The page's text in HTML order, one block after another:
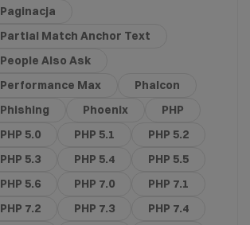
Paginacja
Partial Match Anchor Text
People Also Ask
Performance Max
Phalcon
Phishing
Phoenix
PHP
PHP 5.0
PHP 5.1
PHP 5.2
PHP 5.3
PHP 5.4
PHP 5.5
PHP 5.6
PHP 7.0
PHP 7.1
PHP 7.2
PHP 7.3
PHP 7.4